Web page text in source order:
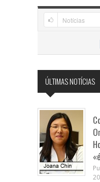
ÚLTIMAS NOTÍCIAS